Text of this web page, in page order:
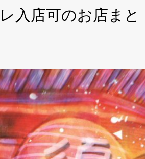
入店可のお店まと